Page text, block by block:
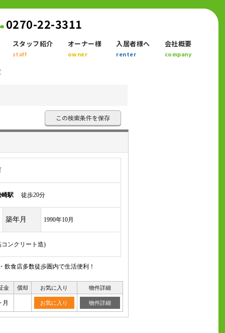
0270-22-3311
スタッフ紹介
staff
オーナー様
owner
入居者様へ
renter
会社概要
company
この検索条件を保存
崎駅徒歩20分
築年月 1990年10月
コンクリート造)
食店多数徒歩圏内で生活便利！
金 償却 お気に入り 物件詳細
月 お気に入り 物件詳細